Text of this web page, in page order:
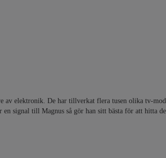
av elektronik. De har tillverkat flera tusen olika tv-
en signal till Magnus så gör han sitt bästa för att hitta